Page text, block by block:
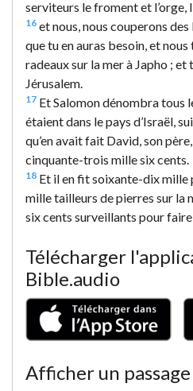
serviteurs le froment et l’orge,
16 et nous, nous couperons
que tu en auras besoin, et nous
radeaux sur la mer à Japho ;
Jérusalem.
17 Et Salomon dénombra tous
étaient dans le pays d’Israël,
qu’en avait fait David, son
cinquante-trois mille six cents.
18 Et il en fit soixante-dix
mille tailleurs de pierres sur la
six cents surveillants pour
Télécharger
Bible.audio
Afficher un passage